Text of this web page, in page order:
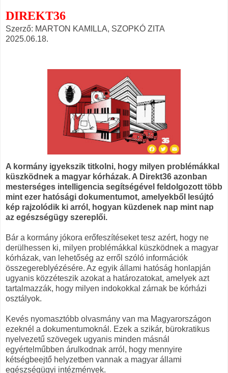
DIREKT36
Szerző: MARTON KAMILLA, SZOPKÓ ZITA
2025.06.18.
A kormány igyekszik titkolni, hogy milyen problémákkal
küszködnek a magyar kórházak. A Direkt36 azonban
mesterséges intelligencia segítségével feldolgozott több
mint ezer hatósági dokumentumot, amelyekből lesújtó
kép rajzolódik ki arról, hogyan küzdenek nap mint nap
az egészségügy szereplői.
Bár a kormány jókora erőfeszítéseket tesz azért, hogy ne
derülhessen ki, milyen problémákkal küszködnek a magyar
kórházak, van lehetőség az erről szóló információk
összegereblyézésére. Az egyik állami hatóság honlapján
ugyanis közzéteszik azokat a határozatokat, amelyek azt
tartalmazzák, hogy milyen indokokkal zárnak be kórházi
osztályok.
Kevés nyomasztóbb olvasmány van ma Magyarországon
ezeknél a dokumentumoknál. Ezek a szikár, bürokratikus
nyelvezetű szövegek ugyanis minden másnál
egyértelműbben árulkodnak arról, hogy mennyire
kétségbeejtő helyzetben vannak a magyar állami
egészségügyi intézmények.